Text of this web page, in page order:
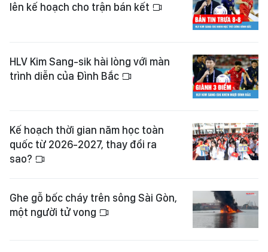
lên kế hoạch cho trận bán kết
HLV Kim Sang-sik hài lòng với màn
trình diễn của Đình Bắc
Kế hoạch thời gian năm học toàn
quốc từ 2026-2027, thay đổi ra
sao?
Ghe gỗ bốc cháy trên sông Sài Gòn,
một người tử vong